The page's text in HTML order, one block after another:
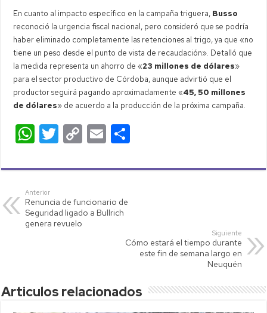
En cuanto al impacto específico en la campaña triguera, Busso
reconoció la urgencia fiscal nacional, pero consideró que se podría
haber eliminado completamente las retenciones al trigo, ya que «no
tiene un peso desde el punto de vista de recaudación». Detalló que
la medida representa un ahorro de «23 millones de dólares»
para el sector productivo de Córdoba, aunque advirtió que el
productor seguirá pagando aproximadamente «45, 50 millones
de dólares» de acuerdo a la producción de la próxima campaña.
W
at
s
A
p
T
tt
C
p
Li
E
ail m
Anterior
Renuncia de funcionario de
Seguridad ligado a Bullrich
genera revuelo
Siguiente
Cómo estará el tiempo durante
este fin de semana largo en
Neuquén
Articulos relacionados